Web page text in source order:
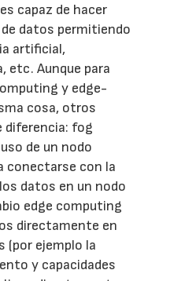
capaz de hacer
datos permitiendo
artificial,
etc. Aunque para
y edge-
cosa, otros
diferencia: fog
de un nodo
conectarse con la
datos en un nodo
edge computing
directamente en
(por ejemplo la
y capacidades